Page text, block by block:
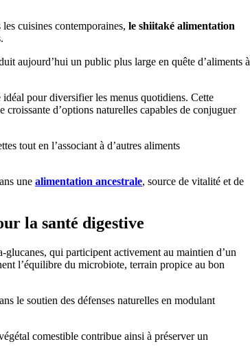
cuisines contemporaines, le shiitaké alimentation
aujourd’hui un public plus large en quête d’aliments à
pour diversifier les menus quotidiens. Cette
croissante d’options naturelles capables de conjuguer
tout en l’associant à d’autres aliments
une alimentation ancestrale, source de vitalité et de
la santé digestive
qui participent activement au maintien d’un
l’équilibre du microbiote, terrain propice au bon
le soutien des défenses naturelles en modulant
comestible contribue ainsi à préserver un